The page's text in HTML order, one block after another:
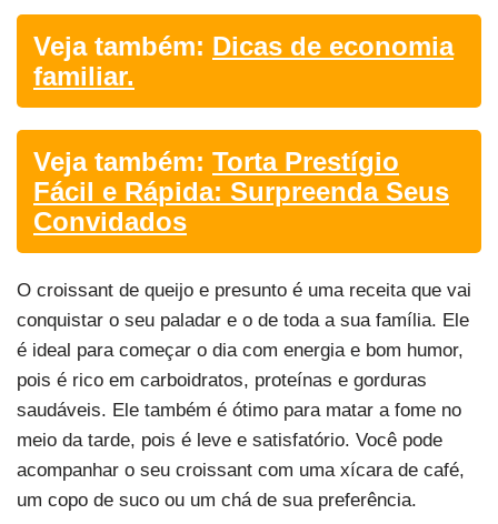
Veja também: Dicas de economia
familiar.
Veja também: Torta Prestígio
Fácil e Rápida: Surpreenda Seus
Convidados
O croissant de queijo e presunto é uma receita que vai
conquistar o seu paladar e o de toda a sua família. Ele
é ideal para começar o dia com energia e bom humor,
pois é rico em carboidratos, proteínas e gorduras
saudáveis. Ele também é ótimo para matar a fome no
meio da tarde, pois é leve e satisfatório. Você pode
acompanhar o seu croissant com uma xícara de café,
um copo de suco ou um chá de sua preferência.